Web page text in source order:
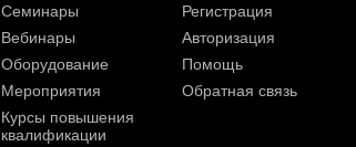
Семинары
Вебинары
Оборудование
Мероприятия
Курсы повышения
квалификации
Регистрация
Авторизация
Помощь
Обратная связь